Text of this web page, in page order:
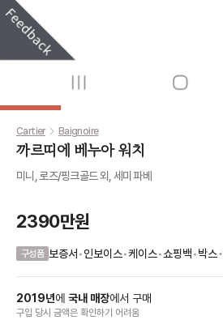
Cartier Baignoire
까르띠에 베누아 워치
미니, 로즈/핑크골드 외, 세미 파베
2390만원
구성품 보증서 •인보이스•케이스•쇼핑백•박스•
2019년에 국내 매장에서 구매
구입 당시 금액은 확인하기 어려움